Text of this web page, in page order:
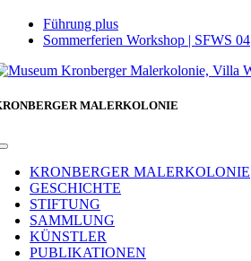
Führung plus
Sommerferien Workshop | SFWS 04
MALERKOLONIE
Toggle
NavigationKRONBERGER MALERKOLONIE
GESCHICHTE
STIFTUNG
SAMMLUNG
KÜNSTLER
PUBLIKATIONEN